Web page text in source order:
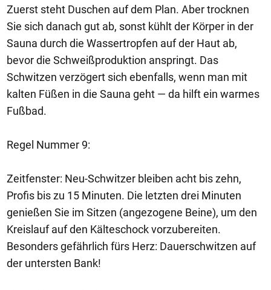
Zuerst steht Duschen auf dem Plan. Aber trocknen
Sie sich danach gut ab, sonst kühlt der Körper in der
Sauna durch die Wassertropfen auf der Haut ab,
bevor die Schweißproduktion anspringt. Das
Schwitzen verzögert sich ebenfalls, wenn man mit
kalten Füßen in die Sauna geht — da hilft ein warmes
Fußbad.
Regel Nummer 9:
Zeitfenster: Neu-Schwitzer bleiben acht bis zehn,
Profis bis zu 15 Minuten. Die letzten drei Minuten
genießen Sie im Sitzen (angezogene Beine), um den
Kreislauf auf den Kälteschock vorzubereiten.
Besonders gefährlich fürs Herz: Dauerschwitzen auf
der untersten Bank!